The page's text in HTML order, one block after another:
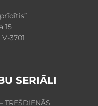
15
3701
SERIĀLI
TREŠDIENĀS